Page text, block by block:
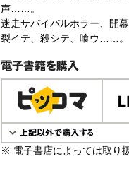
声……。
迷走サバイバルホラー、開幕
裂イテ、殺シテ、喰ウ……。
電子書籍で購入
※ 電子書店によっては取り